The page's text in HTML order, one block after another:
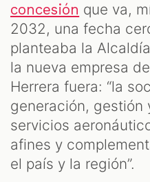
concesión que va,
2032, una fecha
planteaba la
la nueva empresa
Herrera fuera: “la
generación, gestión
servicios
afines y
el país y la región”.